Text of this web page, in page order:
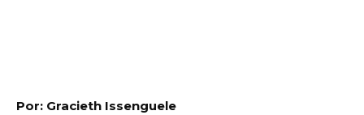
Por: Gracieth Issenguele